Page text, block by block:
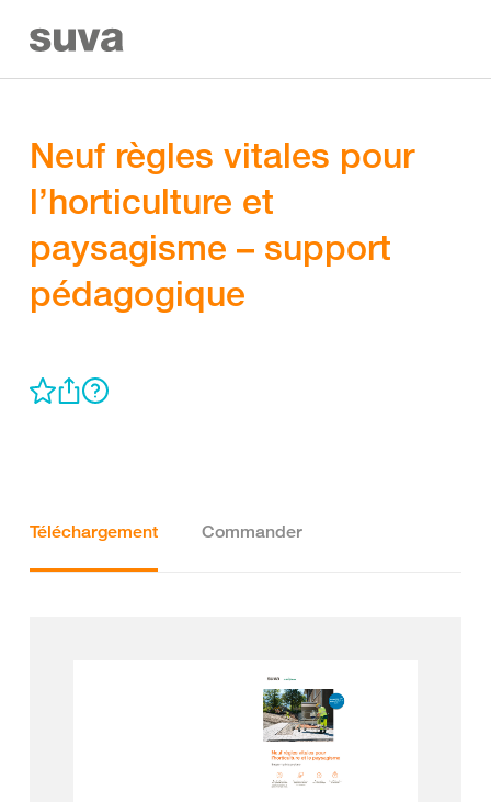
Neuf règles vitales pour
l’horticulture et
paysagisme – support
pédagogique
Téléchargement Commander